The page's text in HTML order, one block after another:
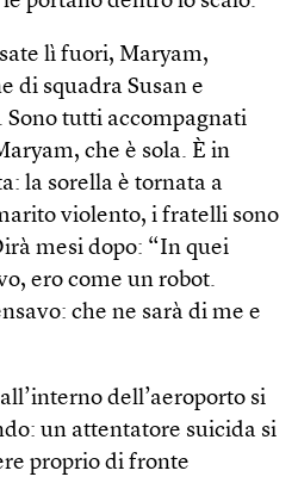
lì fuori, Maryam,
di squadra Susan e
Sono tutti accompagnati
che è sola. È in
la sorella è tornata a
violento, i fratelli sono
mesi dopo: “In quei
ero come un robot.
che ne sarà di me e
dell’aeroporto si
un attentatore suicida si
proprio di fronte